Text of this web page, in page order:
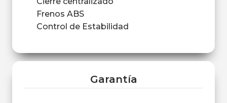
Frenos ABS
Control de Estabilidad
Garantía